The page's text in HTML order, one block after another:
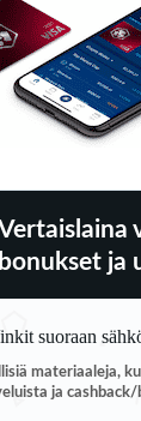
bonukset ja
suoraan
materiaaleja,
ja